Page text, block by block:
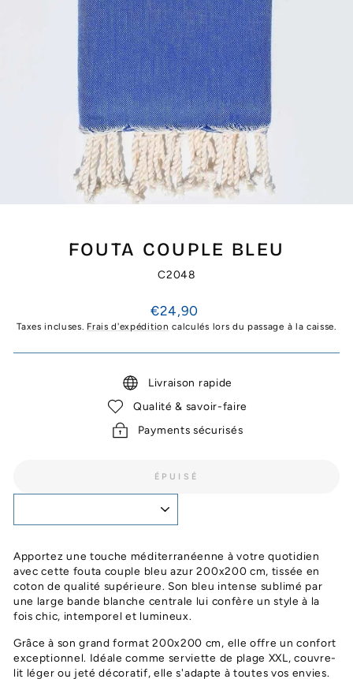
FOUTA COUPLE BLEU
C2048
Prix
régulier
€24,90
Taxes incluses. Frais d'expédition calculés lors du passage à la caisse.
Livraison rapide
Qualité & savoir-faire
Payments sécurisés
ÉPUISÉ
Apportez une touche méditerranéenne à votre quotidien
avec cette fouta couple bleu azur 200x200 cm, tissée en
coton de qualité supérieure. Son bleu intense sublimé par
une large bande blanche centrale lui confère un style à la
fois chic, intemporel et lumineux.
Grâce à son grand format 200x200 cm, elle offre un confort
exceptionnel. Idéale comme serviette de plage XXL, couvre-
lit léger ou jeté décoratif, elle s'adapte à toutes vos envies.